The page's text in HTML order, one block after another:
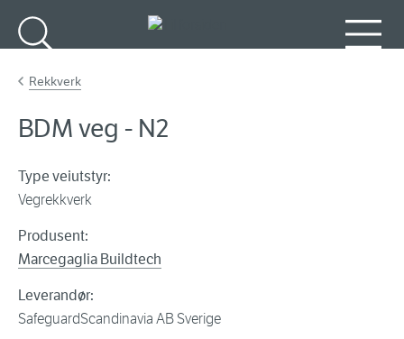
Rekkverk
BDM veg - N2
Type veiutstyr:
Vegrekkverk
Produsent:
Marcegaglia Buildtech
Leverandør:
SafeguardScandinavia AB Sverige